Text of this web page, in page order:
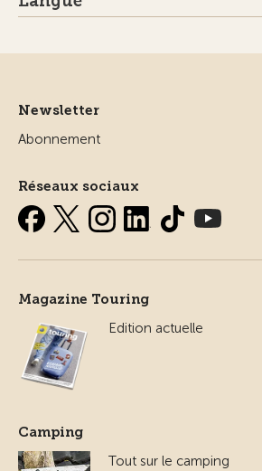
Newsletter
Abonnement
Réseaux sociaux
Magazine Touring
Edition actuelle
Camping
Tout sur le camping